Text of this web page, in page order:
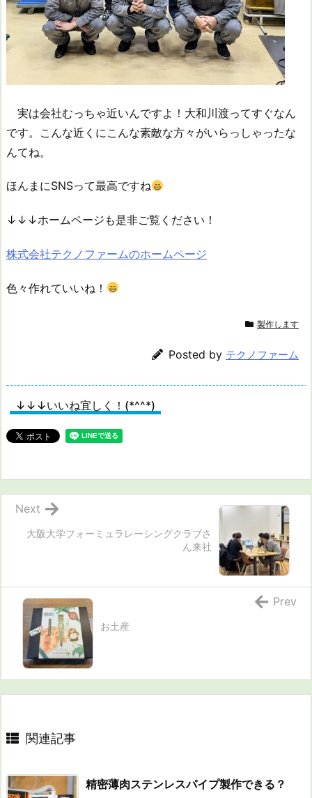
実は会社むっちゃ近いんですよ！大和川渡ってすぐなん
です。こんな近くにこんな素敵な方々がいらっしゃったな
んてね。
ほんまにSNSって最高ですね
↓↓↓ホームページも是非ご覧ください！
株式会社テクノファームのホームページ
色々作れていいね！
製作します
Posted by テクノファーム
↓↓↓いいね宜しく！(*^^*)
大阪大学フォーミュラレーシングクラブさ
ん来社
Next
お土産
Prev
関連記事
精密薄肉ステンレスパイプ製作できる？